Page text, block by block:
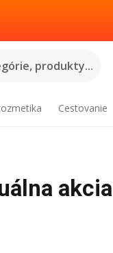
produkty...
Cestovanie
akcia